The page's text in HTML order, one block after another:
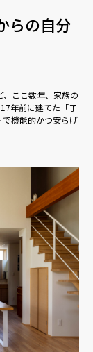
らの自分
ここ数年、家族の
年前に建てた「子
機能的かつ安らげ